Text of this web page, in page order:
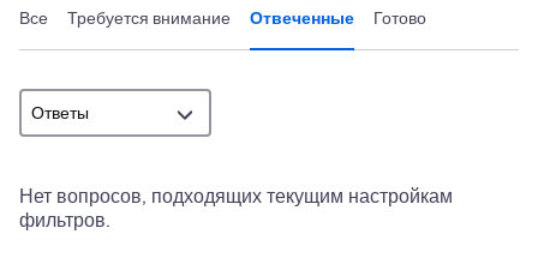
Все Требуется внимание Отвеченные Готово
Нет вопросов, подходящих текущим настройкам
фильтров.